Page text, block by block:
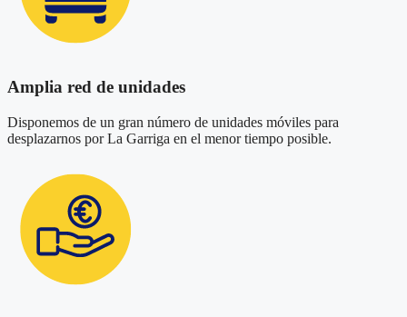
Amplia red de unidades
Disponemos de un gran número de unidades móviles para
desplazarnos por La Garriga en el menor tiempo posible.